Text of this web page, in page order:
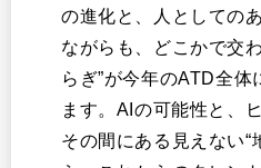
の進化と、人としての
ながらも、どこかで交
らぎ”が今年のATD全
ます。AIの可能性と、
その間にある見えない“